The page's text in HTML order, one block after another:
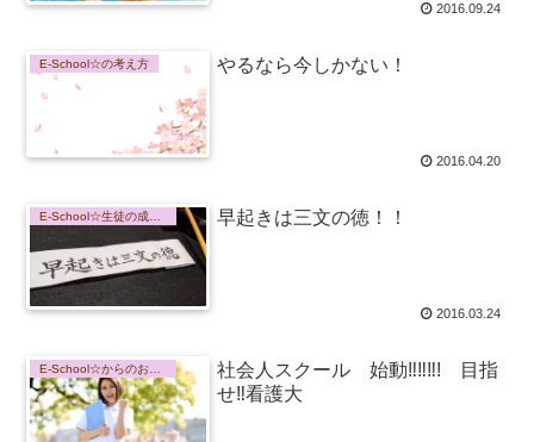
2016.09.24
E-School☆の考え方 やるなら今しかない！
2016.04.20
早起きは三文の徳！！
2016.03.24
社会人スクール 始動‼‼‼! 目指
せ‼看護大